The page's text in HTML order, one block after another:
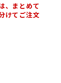
、まとめて
けてご注文